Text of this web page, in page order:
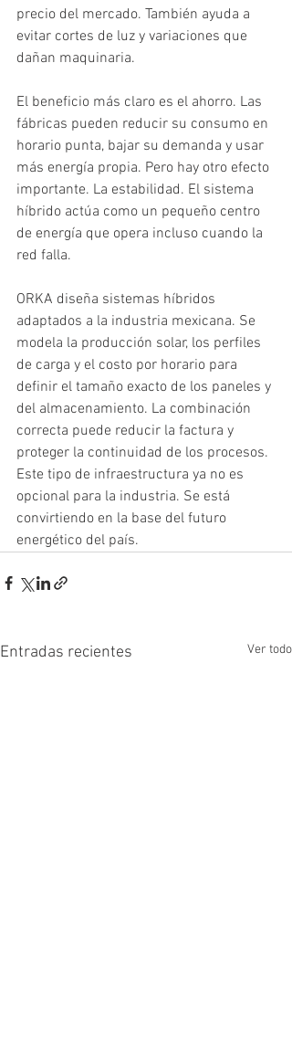
precio del mercado. También ayuda a
evitar cortes de luz y variaciones que
dañan maquinaria.
El beneficio más claro es el ahorro. Las
fábricas pueden reducir su consumo en
horario punta, bajar su demanda y usar
más energía propia. Pero hay otro efecto
importante. La estabilidad. El sistema
híbrido actúa como un pequeño centro
de energía que opera incluso cuando la
red falla.
ORKA diseña sistemas híbridos
adaptados a la industria mexicana. Se
modela la producción solar, los perfiles
de carga y el costo por horario para
definir el tamaño exacto de los paneles y
del almacenamiento. La combinación
correcta puede reducir la factura y
proteger la continuidad de los procesos.
Este tipo de infraestructura ya no es
opcional para la industria. Se está
convirtiendo en la base del futuro
energético del país.
Entradas recientes Ver todo